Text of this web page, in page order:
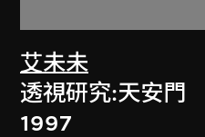
艾未未
透視研究:天安門
1997